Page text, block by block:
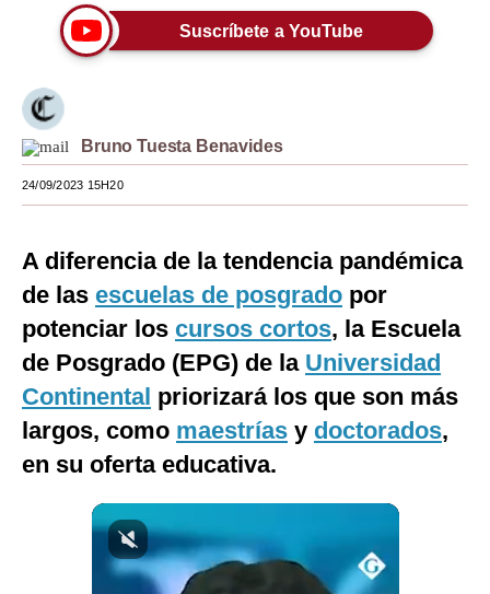
Tendencias
Viajes
Moda
Estilos
Mundo
EEUU
México
España
Internacional
Tecnología
Club del Suscriptor
Suscríbete a YouTube
Bruno Tuesta Benavides
24/09/2023 15H20
A diferencia de la tendencia pandémica
de las escuelas de posgrado por
potenciar los cursos cortos, la Escuela
de Posgrado (EPG) de la Universidad
Continental priorizará los que son más
largos, como maestrías y doctorados,
en su oferta educativa.